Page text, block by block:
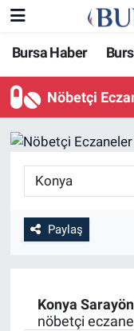
Bursa Haber
Nöbetçi
Paylaş
Konya
nöbetçi
Bursa Haber
Genel
Politika
Bilim, Teknoloji
KÜLTÜR-
Bursaspor
Bursa Nöbetçi
Bursa Hava
Bursa Namaz
Bursa Trafik
Süper Lig
Son Dakika